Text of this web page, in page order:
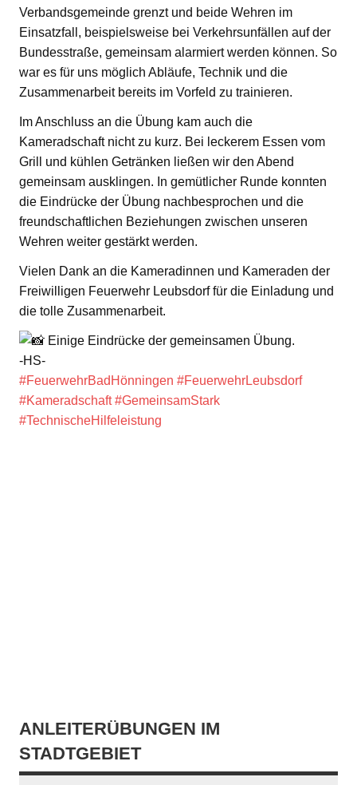
Verbandsgemeinde grenzt und beide Wehren im
Einsatzfall, beispielsweise bei Verkehrsunfällen auf der
Bundesstraße, gemeinsam alarmiert werden können. So
war es für uns möglich Abläufe, Technik und die
Zusammenarbeit bereits im Vorfeld zu trainieren.
Im Anschluss an die Übung kam auch die
Kameradschaft nicht zu kurz. Bei leckerem Essen vom
Grill und kühlen Getränken ließen wir den Abend
gemeinsam ausklingen. In gemütlicher Runde konnten
die Eindrücke der Übung nachbesprochen und die
freundschaftlichen Beziehungen zwischen unseren
Wehren weiter gestärkt werden.
Vielen Dank an die Kameradinnen und Kameraden der
Freiwilligen Feuerwehr Leubsdorf für die Einladung und
die tolle Zusammenarbeit.
Einige Eindrücke der gemeinsamen Übung.
-HS-
#FeuerwehrBadHönningen #FeuerwehrLeubsdorf
#Kameradschaft #GemeinsamStark
#TechnischeHilfeleistung
ANLEITERÜBUNGEN IM
STADTGEBIET